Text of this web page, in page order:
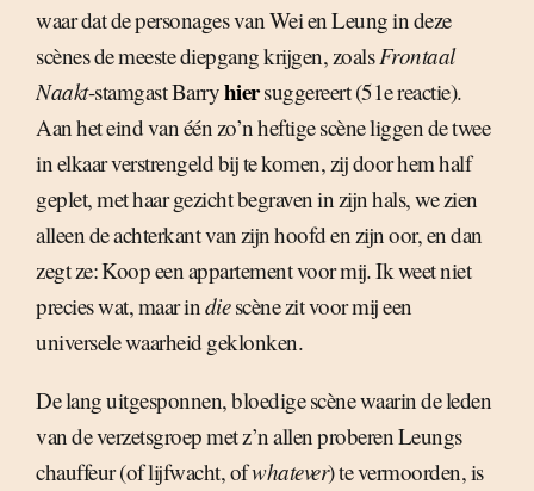
waar dat de personages van Wei en Leung in deze
scènes de meeste diepgang krijgen, zoalsFrontaal
Naakt-stamgast Barryhiersuggereert (51e reactie).
Aan het eind van één zo’n heftige scène liggen de twee
in elkaar verstrengeld bij te komen, zij door hem half
geplet, met haar gezicht begraven in zijn hals, we zien
alleen de achterkant van zijn hoofd en zijn oor, en dan
zegt ze: Koop een appartement voor mij. Ik weet niet
precies wat, maar indiescène zit voor mij een
universele waarheid geklonken.
De lang uitgesponnen, bloedige scène waarin de leden
van de verzetsgroep met z’n allen proberen Leungs
chauffeur (of lijfwacht, ofwhatever) te vermoorden, is